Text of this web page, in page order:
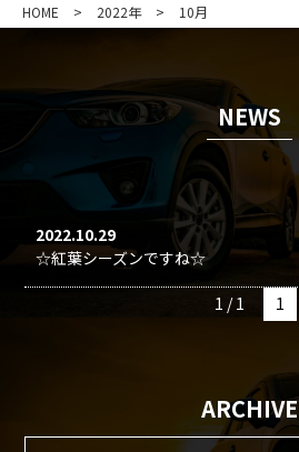
HOME > 2022年 > 10月
NEWS
ARCHIVE
2022.10.29
☆紅葉シーズンですね☆
1 / 1 1